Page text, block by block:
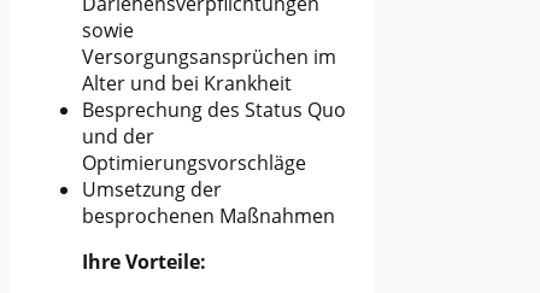
sowie
Versorgungsansprüchen im
Alter und bei Krankheit
Besprechung des Status Quo
und der
Optimierungsvorschläge
Umsetzung der
besprochenen Maßnahmen
Ihre Vorteile: